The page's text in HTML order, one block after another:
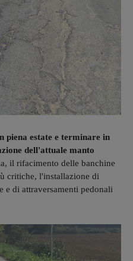
piena estate e terminare in
dell'attuale manto
il rifacimento delle banchine
critiche, l'installazione di
e di attraversamenti pedonali